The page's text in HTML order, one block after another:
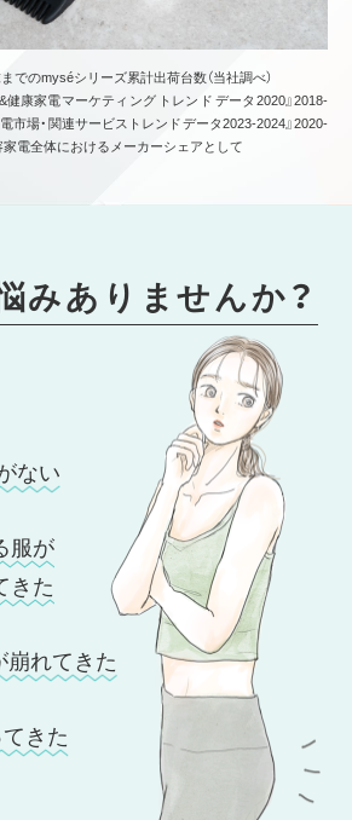
のmyséシリーズ累計出荷台数（当社調べ）
健康家電マーケティング トレンド データ2020』2018-
市場・関連サービストレンドデータ2023-2024』2020-
電全体におけるメーカーシェアとして
みありませんか？
ない
服が
きた
崩れてきた
きた